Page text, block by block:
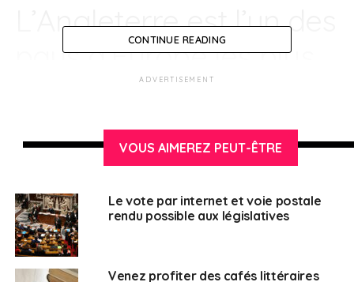
L’Angleterre est l’un des
pays d’Europe les plus
endeuillés par le Covid-
Et la tendance s’est aggravée ces dernières semaines.
dépasse désormais les 50 000. C’est aussi que le
système de santé est bien différent de celui de la
France : on ne soigne que les gens vraiment malades.
Le rapport entre les patients et les soignants est
totalement différent :
CONTINUE READING
ADVERTISEMENT
VOUS AIMEREZ PEUT-ÊTRE
Le vote par internet et voie postale
rendu possible aux législatives
Venez profiter des cafés littéraires